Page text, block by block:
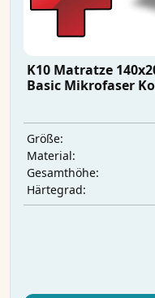
K10 Matratze
Basic Mikrofaser
Größe:
Material:
Gesamthöhe:
Härtegrad: